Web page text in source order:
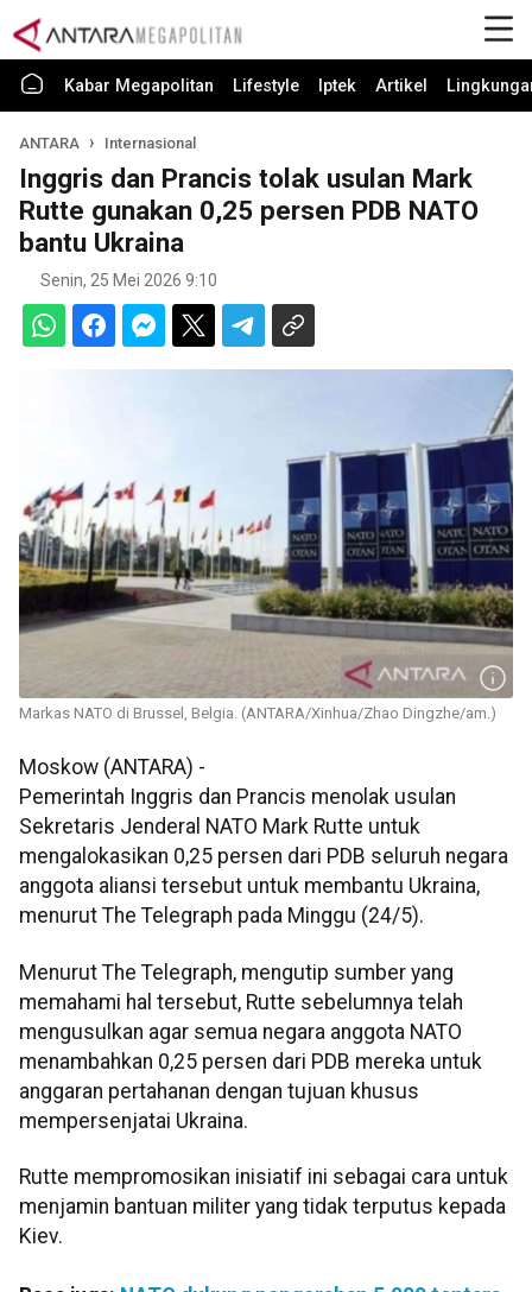
Kabar Megapolitan Lifestyle Iptek Artikel
ANTARA Internasional
Inggris dan Prancis tolak usulan Mark
Rutte gunakan 0,25 persen PDB NATO
bantu Ukraina
Senin, 25 Mei 2026 9:10
Markas NATO di Brussel, Belgia. (ANTARA/Xinhua/Zhao Dingzhe/am.)
Moskow (ANTARA) -
Pemerintah Inggris dan Prancis menolak usulan
Sekretaris Jenderal NATO Mark Rutte untuk
mengalokasikan 0,25 persen dari PDB seluruh negara
anggota aliansi tersebut untuk membantu Ukraina,
menurut The Telegraph pada Minggu (24/5).
Menurut The Telegraph, mengutip sumber yang
memahami hal tersebut, Rutte sebelumnya telah
mengusulkan agar semua negara anggota NATO
menambahkan 0,25 persen dari PDB mereka untuk
anggaran pertahanan dengan tujuan khusus
mempersenjatai Ukraina.
Rutte mempromosikan inisiatif ini sebagai cara untuk
menjamin bantuan militer yang tidak terputus kepada
Kiev.